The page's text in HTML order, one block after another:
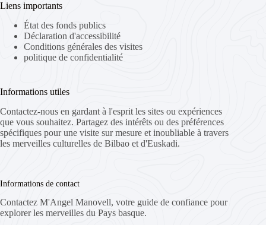
Liens importants
État des fonds publics
Déclaration d'accessibilité
Conditions générales des visites
politique de confidentialité
Informations utiles
Contactez-nous en gardant à l'esprit les sites ou expériences
que vous souhaitez. Partagez des intérêts ou des préférences
spécifiques pour une visite sur mesure et inoubliable à travers
les merveilles culturelles de Bilbao et d'Euskadi.
Informations de contact
Contactez M'Angel Manovell, votre guide de confiance pour
explorer les merveilles du Pays basque.